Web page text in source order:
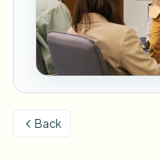
模糊车牌
模糊背景
模糊任何内容
模糊车牌
模糊人脸
学校与教育
校园摄像头、讲座和地区批
媒体与娱乐
试映、发布和合规
零售与电商
资源
常见问题
博客
Whitepapers
Choose language
Back